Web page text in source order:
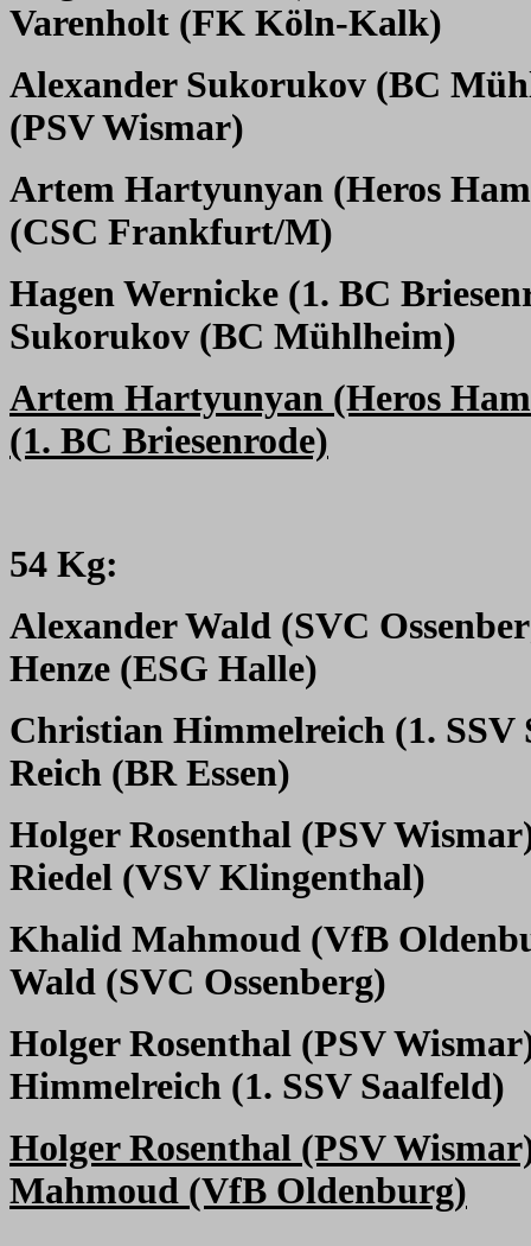
Varenholt (FK Köln-Kalk)
Alexander Sukorukov (BC
(PSV Wismar)
Artem Hartyunyan (Heros
(CSC Frankfurt/M)
Hagen Wernicke (1. BC
Sukorukov (BC Mühlheim)
Artem Hartyunyan (Heros
(1. BC Briesenrode)
54 Kg:
Alexander Wald (SVC
Henze (ESG Halle)
Christian Himmelreich (1. SSV
Reich (BR Essen)
Holger Rosenthal (PSV
Riedel (VSV Klingenthal)
Khalid Mahmoud (VfB
Wald (SVC Ossenberg)
Holger Rosenthal (PSV
Himmelreich (1. SSV Saalfeld)
Holger Rosenthal (PSV
Mahmoud (VfB Oldenburg)